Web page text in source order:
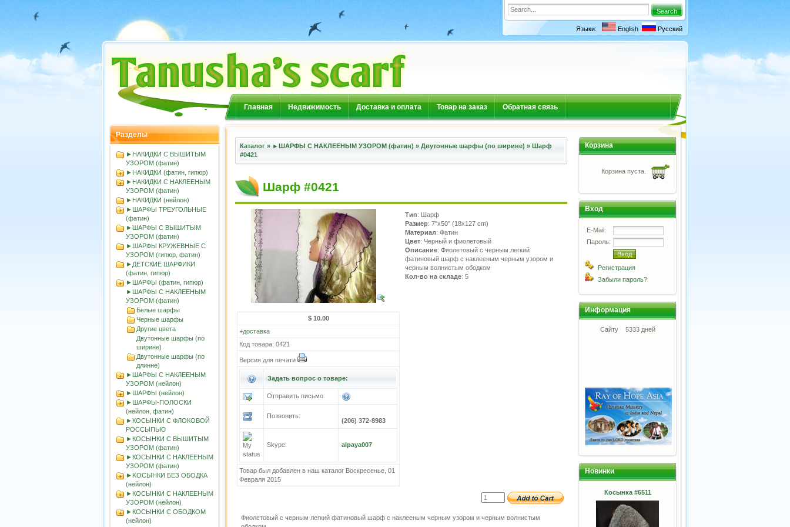
Языки: English Русский
Главная Недвижимость Доставка и оплата Товар на заказ Обратная связь
Разделы
►НАКИДКИ С ВЫШИТЫМ
УЗОРОМ (фатин)
►НАКИДКИ (фатин, гипюр)
►НАКИДКИ С НАКЛЕЕНЫМ
УЗОРОМ (фатин)
►НАКИДКИ (нейлон)
►ШАРФЫ ТРЕУГОЛЬНЫЕ
(фатин)
►ШАРФЫ С ВЫШИТЫМ
УЗОРОМ (фатин)
►ШАРФЫ КРУЖЕВНЫЕ С
УЗОРОМ (гипюр, фатин)
►ДЕТСКИЕ ШАРФИКИ
(фатин, гипюр)
►ШАРФЫ (фатин, гипюр)
►ШАРФЫ С НАКЛЕЕНЫМ
УЗОРОМ (фатин)
Белые шарфы
Черные шарфы
Другие цвета
Двутонные шарфы (по
ширине)
Двутонные шарфы (по
длинне)
►ШАРФЫ С НАКЛЕЕНЫМ
УЗОРОМ (нейлон)
►ШАРФЫ (нейлон)
►ШАРФЫ-ПОЛОСКИ
(нейлон, фатин)
►КОСЫНКИ С ФЛОКОВОЙ
РОССЫПЬЮ
►КОСЫНКИ С ВЫШИТЫМ
УЗОРОМ (фатин)
►КОСЫНКИ С НАКЛЕЕНЫМ
УЗОРОМ (фатин)
►KOСЫНКИ БЕЗ ОБОДКА
(нейлон)
►КОСЫНКИ С НАКЛЕЕНЫМ
УЗОРОМ (нейлон)
►КОСЫНКИ С ОБОДКОМ
(нейлон)
Каталог » ►ШАРФЫ С НАКЛЕЕНЫМ УЗОРОМ (фатин) » Двутонные шарфы (по ширине) » Шарф
#0421
Шарф #0421
$ 10.00
+доставка
Код товара: 0421
Версия для печати
Задать вопрос о товаре:
Отправить письмо:
Позвонить:
(206) 372-8983
Skype: alpaya007
Товар был добавлен в наш каталог Воскресенье, 01
Февраля 2015
Тип: Шарф
Размер: 7"x50" (18x127 cm)
Материал: Фатин
Цвет: Черный и фиолетовый
Описание: Фиолетовый с черным легкий
фатиновый шарф с наклееным черным узором и
черным волнистым ободком
Кол-во на складе: 5
Фиолетовый с черным легкий фатиновый шарф с наклееным черным узором и черным волнистым
Корзина
Корзина пуста.
Вход
E-Mail:
Пароль:
Регистрация
Забыли пароль?
Информация
Сайту 5333 дней
Новинки
Косынка #6511